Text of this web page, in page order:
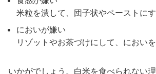
米粒を潰して、団子状やペーストに
においが嫌い
リゾットやお茶づけにして、におい
いかがでしょう。白米を食べられない